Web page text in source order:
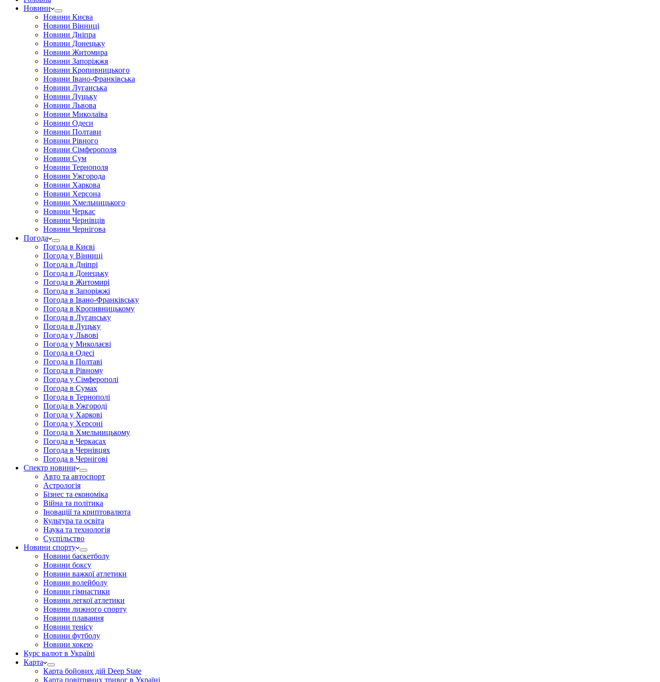
Новини
Новини Києва
Новини Вінниці
Новини Дніпра
Новини Донецьку
Новини Житомира
Новини Запоріжжя
Новини Кропивницького
Новини Івано-Франківська
Новини Луганська
Новини Луцьку
Новини Львова
Новини Миколаїва
Новини Одеси
Новини Полтави
Новини Рівного
Новини Сімферополя
Новини Сум
Новини Тернополя
Новини Ужгорода
Новини Харкова
Новини Херсона
Новини Хмельницького
Новини Черкас
Новини Чернівців
Новини Чернігова
Погода
Погода в Києві
Погода у Вінниці
Погода в Дніпрі
Погода в Донецьку
Погода в Житомирі
Погода в Запоріжжі
Погода в Івано-Франківську
Погода в Кропивницькому
Погода в Луганську
Погода в Луцьку
Погода у Львові
Погода у Миколаєві
Погода в Одесі
Погода в Полтаві
Погода в Рівному
Погода у Сімферополі
Погода в Сумах
Погода в Тернополі
Погода в Ужгороді
Погода у Харкові
Погода у Херсоні
Погода в Хмельницькому
Погода в Черкасах
Погода в Чернівцях
Погода в Чернігові
Спектр новини
Авто та автоспорт
Астрологія
Бізнес та економіка
Війна та політика
Іноваціії та криптовалюта
Культура та освіта
Наука та технологія
Суспільство
Новини спорту
Новини баскетболу
Новини боксу
Новини важкої атлетики
Новини волейболу
Новини гімнастики
Новини легкої атлетики
Новини лижного спорту
Новини плавання
Новини тенісу
Новини футболу
Новини хокею
Курс валют в Україні
Карта
Карта бойових дій Deep State
Карта повітряних тривог в Україні